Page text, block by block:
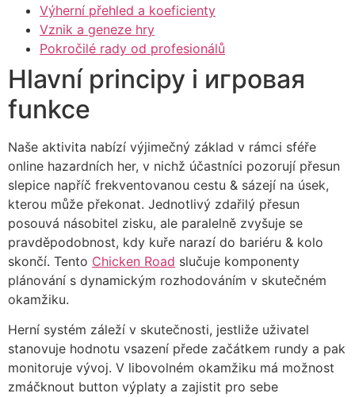
Výherní přehled a koeficienty
Vznik a geneze hry
Pokročilé rady od profesionálů
Hlavní principy i игровая
funkce
Naše aktivita nabízí výjimečný základ v rámci sféře
online hazardních her, v nichž účastníci pozorují přesun
slepice napříč frekventovanou cestu & sázejí na úsek,
kterou může překonat. Jednotlivý zdařilý přesun
posouvá násobitel zisku, ale paralelně zvyšuje se
pravděpodobnost, kdy kuře narazí do bariéru & kolo
skončí. Tento Chicken Road slučuje komponenty
plánování s dynamickým rozhodováním v skutečném
okamžiku.
Herní systém záleží v skutečnosti, jestliže uživatel
stanovuje hodnotu vsazení přede začátkem rundy a pak
monitoruje vývoj. V libovolném okamžiku má možnost
zmáčknout button výplaty a zajistit pro sebe